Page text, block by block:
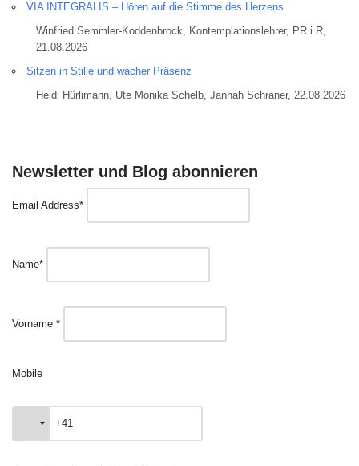
VIA INTEGRALIS – Hören auf die Stimme des Herzens
Winfried Semmler-Koddenbrock, Kontemplationslehrer, PR i.R,
21.08.2026
Sitzen in Stille und wacher Präsenz
Heidi Hürlimann, Ute Monika Schelb, Jannah Schraner, 22.08.2026
Newsletter und Blog abonnieren
Email Address*
Name*
Vorname *
Mobile